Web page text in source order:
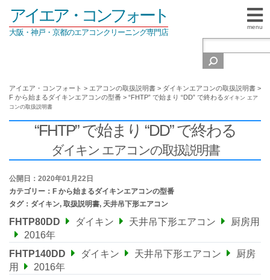
menu
アイエア・コンフォート
大阪・神戸・京都のエアコンクリーニング専門店
アイエア・コンフォート > エアコンの取扱説明書 > ダイキンエアコンの取扱説明書 >
F から始まるダイキンエアコンの型番 > “FHTP” で始まり “DD” で終わる ダイキン エア
コンの取扱説明書
“FHTP” で始まり “DD” で終わる
ダイキン エアコンの取扱説明書
公開日：2020年01月22日
カテゴリー： F から始まるダイキンエアコンの型番
タグ： ダイキン, 取扱説明書, 天井吊下形エアコン
FHTP80DD ダイキン 天井吊下形エアコン
厨房用
2016年
FHTP140DD
ダイキン 天井吊下形エアコン
厨房
用
2016年